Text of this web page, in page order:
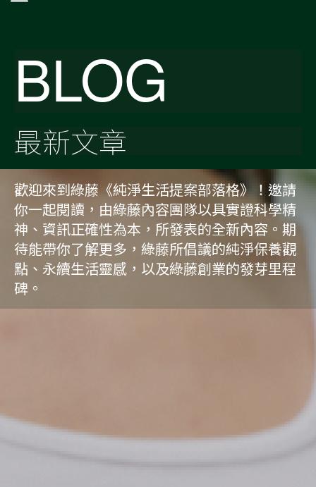
BLOG
最新文章
歡迎來到綠藤《純淨生活提案部落格》！邀請
你一起閱讀，由綠藤內容團隊以具實證科學精
神、資訊正確性為本，所發表的全新內容。期
待能帶你了解更多，綠藤所倡議的純淨保養觀
點、永續生活靈感，以及綠藤創業的發芽里程
碑。